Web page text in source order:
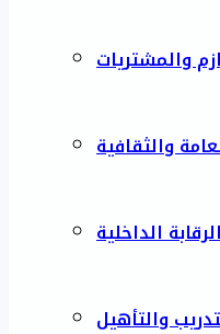
والمشتريات
والثقافية
الداخلية
والتأهيل